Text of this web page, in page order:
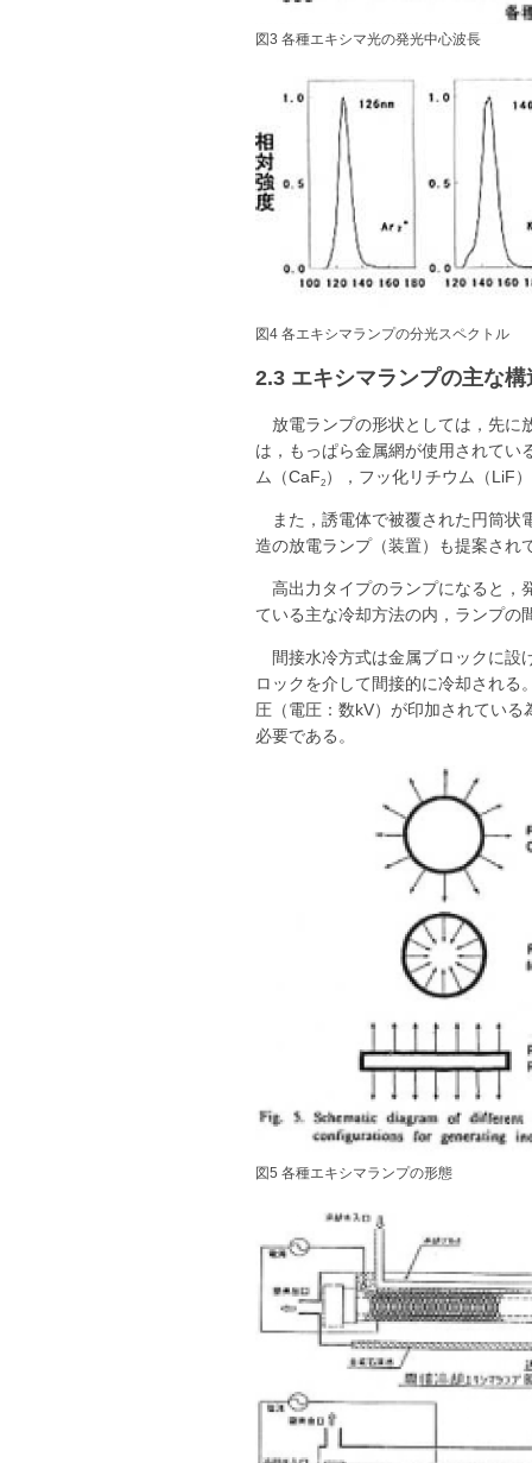
図3 各種エキシマ光の発光中心波長
図4 各エキシマランプの分光スペクトル
2.3 エキシマランプの主な構
放電ランプの形状としては，先に
は，もっぱら金属網が使用されてい
ム（CaF2 ），フッ化リチウム（LiF
また，誘電体で被覆された円筒
造の放電ランプ（装置）も提案され
高出力タイプのランプになると，
ている主な冷却方法の内，ランプの
間接水冷方式は金属ブロックに
ロックを介して間接的に冷却され
圧（電圧：数kV）が印加されてい
必要である。
図5 各種エキシマランプの形態